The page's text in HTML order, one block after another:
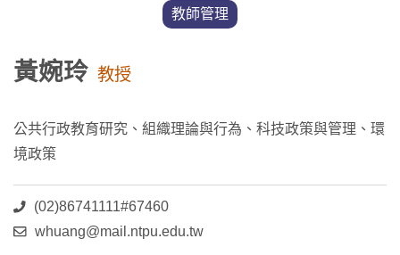
教師管理
黃婉玲 教授
公共行政教育研究、組織理論與行為、科技政策與管理、環
境政策
(02)86741111#67460
whuang@mail.ntpu.edu.tw